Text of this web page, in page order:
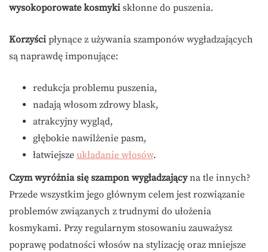
wysokoporowate kosmyki skłonne do puszenia.
Korzyści płynące z używania szamponów wygładzających
są naprawdę imponujące:
redukcja problemu puszenia,
nadają włosom zdrowy blask,
atrakcyjny wygląd,
głębokie nawilżenie pasm,
łatwiejsze układanie włosów.
Czym wyróżnia się szampon wygładzającyna tle innych?
Przede wszystkim jego głównym celem jest rozwiązanie
problemów związanych z trudnymi do ułożenia
kosmykami. Przy regularnym stosowaniu zauważysz
poprawę podatności włosów na stylizację oraz mniejsze